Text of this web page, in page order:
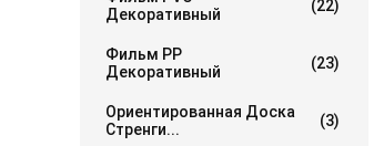
Декоративный
(22)
Фильм PP
Декоративный
(23)
Ориентированная Доска
Стренги...
(3)